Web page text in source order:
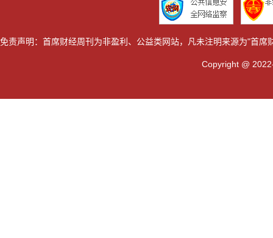
免责声明：首席财经周刊为非盈利、公益类网站，凡未注明来源为"首
Copyright @